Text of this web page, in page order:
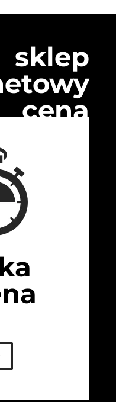
sklep
cena